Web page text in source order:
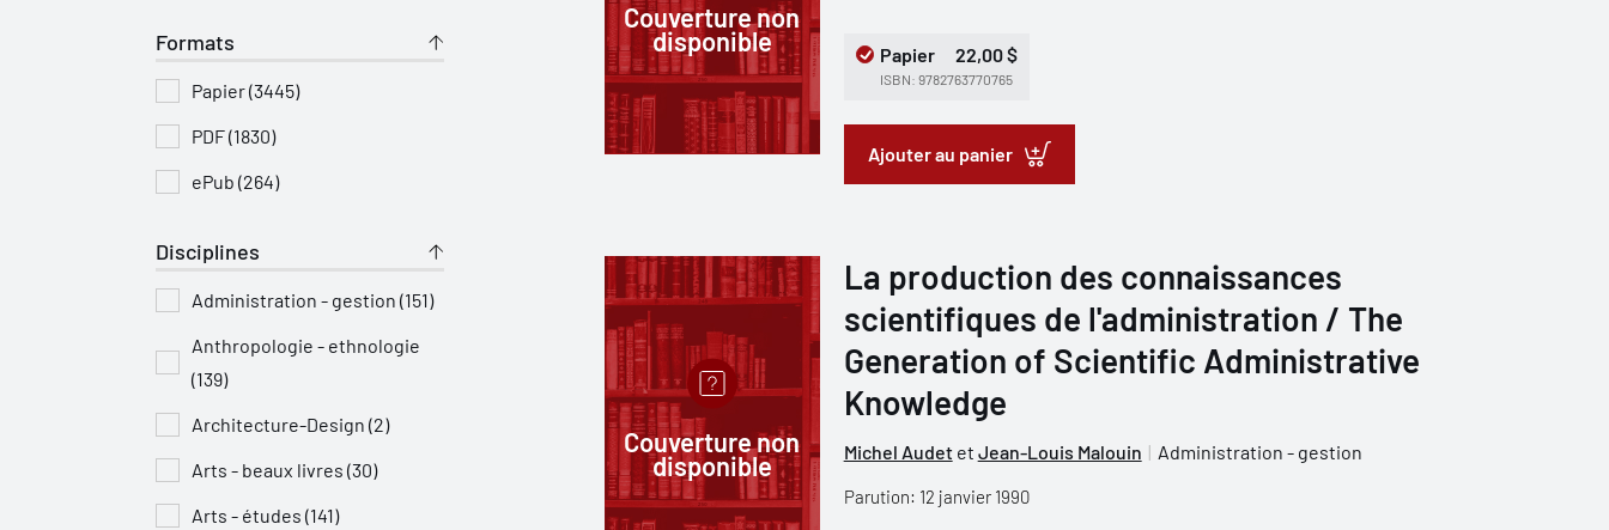
Formats
Papier (3445)
PDF (1830)
ePub (264)
Disciplines
Administration - gestion (151)
Anthropologie - ethnologie
(139)
Architecture-Design (2)
Arts - beaux livres (30)
Arts - études (141)
Couverture non
disponible Papier 22,00 $
ISBN: 9782763770765
Ajouter au panier
Couverture non
disponible
La production des connaissances
scientifiques de l'administration / The
Generation of Scientific Administrative
Knowledge
Michel Audetet Jean-Louis Malouin Administration - gestion
Parution: 12 janvier 1990